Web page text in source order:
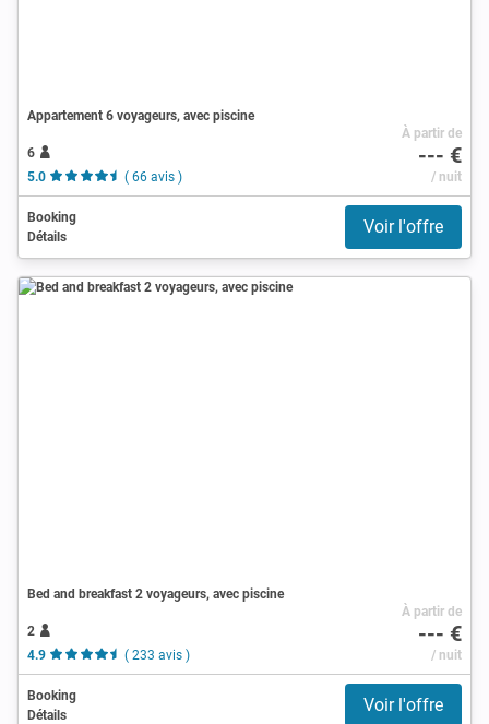
Appartement 6 voyageurs, avec piscine
6
5.0
( 66 avis )
À partir de
--- €
/ nuit
Booking
Détails
Voir l'offre
Bed and breakfast 2 voyageurs, avec piscine
2
4.9
( 233 avis )
À partir de
--- €
/ nuit
Booking
Détails
Voir l'offre